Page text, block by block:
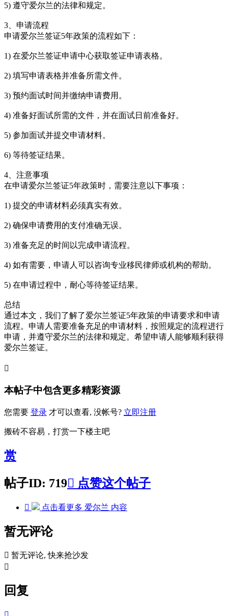
5) 遵守爱尔兰的法律和规定。
3、申请流程
申请爱尔兰签证5年政策的流程如下：
1) 在爱尔兰签证申请中心获取签证申请表格。
2) 填写申请表格并准备所需文件。
3) 预约面试时间并缴纳申请费用。
4) 准备好面试所需的文件，并在面试日前准备好。
5) 参加面试并提交申请材料。
6) 等待签证结果。
4、注意事项
在申请爱尔兰签证5年政策时，需要注意以下事项：
1) 提交的申请材料必须真实有效。
2) 确保申请费用的支付准确无误。
3) 准备充足的时间以完成申请流程。
4) 如有需要，申请人可以咨询专业移民律师或机构的帮助。
5) 在申请过程中，耐心等待签证结果。
总结
通过本文，我们了解了爱尔兰签证5年政策的申请要求和申请
流程。申请人需要准备充足的申请材料，按照规定的流程进行
申请，并遵守爱尔兰的法律和规定。希望申请人能够顺利获得
爱尔兰签证。

本帖子中包含更多精彩资源
您需要 登录 才可以查看, 没帐号? 立即注册
搬砖不容易，打赏一下楼主吧
赏
帖子ID: 719 点赞这个帖子
 点击看更多 爱尔兰 内容
暂无评论
 暂无评论, 快来抢沙发

回复